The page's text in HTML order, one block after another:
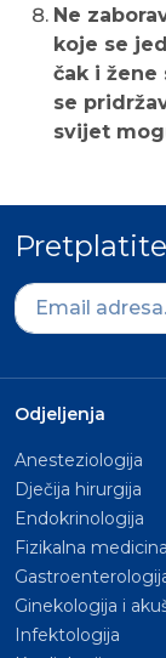
Ne
koje se
čak i
se
svijet
Odjeljenja
Anesteziologija
Dječija hirurgija
Endokrinologija
Fizikalna
Ginekologija i
Infektologija